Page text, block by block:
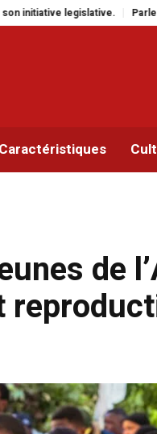
panafricain : à
Caractéristiques
de